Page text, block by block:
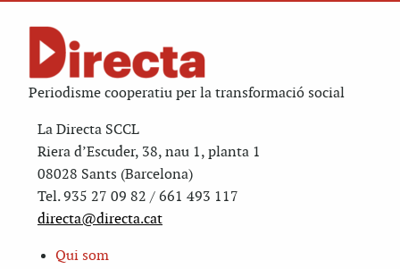
Periodisme cooperatiu per la transformació social
La Directa SCCL
Riera d’Escuder, 38, nau 1, planta 1
08028 Sants (Barcelona)
Tel. 935 27 09 82 / 661 493 117
directa@directa.cat
Qui som